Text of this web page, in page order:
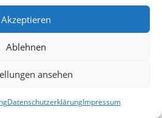
Akzeptieren
Ablehnen
ansehen
DatenschutzerklärungImpressum
beim Herausgeber dieses
Also